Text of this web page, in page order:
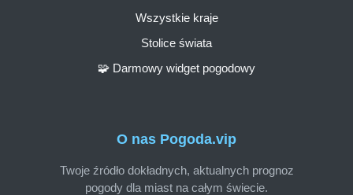
O nas Pogoda.vip
Twoje źródło dokładnych, aktualnych prognoz
pogody dla miast na całym świecie.
Wszystkie kraje
Stolice świata
🧩 Darmowy widget pogodowy